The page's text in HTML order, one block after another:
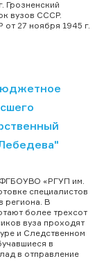
Грозненский
вузов СССР.
27 ноября 1945 г.
«РГУП им.
специалистов
региона. В
более трехсот
вуза проходят
и Следственном
в
в отправление